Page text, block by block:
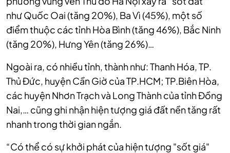
như Quốc Oai (tăng 20%), Ba Vì (45%), một số
điểm thuộc các tỉnh Hòa Bình (tăng 46%), Bắc Ninh
(tăng 20%), Hưng Yên (tăng 26%)…
Ngoài ra, có nhiều tỉnh, thành như: Thanh Hóa, TP.
Thủ Đức, huyện Cần Giờ của TP.HCM; TP.Biên Hòa,
các huyện Nhơn Trạch và Long Thành của tỉnh Đồng
Nai,… cũng ghi nhận hiện tượng giá đất nền tăng rất
nhanh trong thời gian ngắn.
“Có thể có sự khởi phát của hiện tượng "sốt giá"